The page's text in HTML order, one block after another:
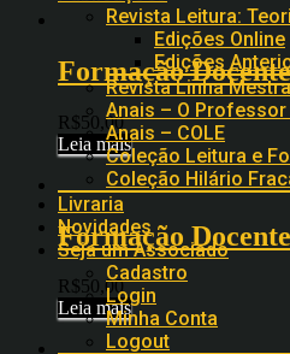
Revista Leitura:
Edições Online
Edições
Revista Linha Mestra
Anais – O
Anais – COLE
Coleção Leitura e
Coleção Hilário
Livraria
Novidades
Seja um Associado
Cadastro
Login
Minha Conta
Logout
Formação
R$50,00
Leia mais
Formação
R$50,00
Leia mais